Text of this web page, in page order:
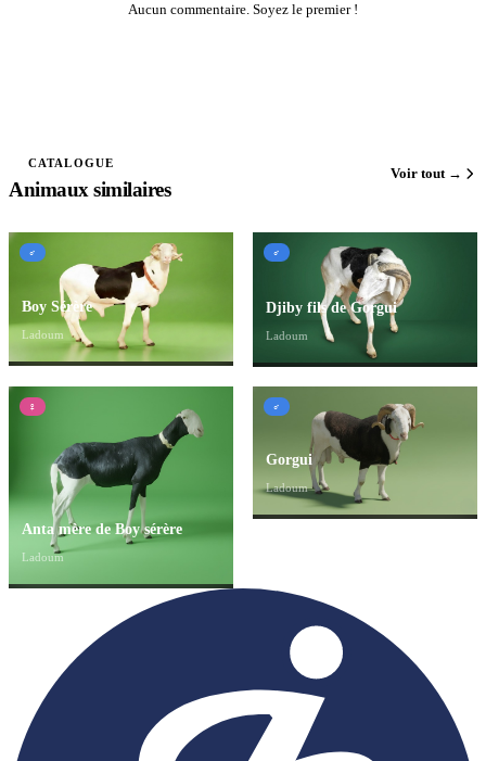
Aucun commentaire. Soyez le premier !
CATALOGUE
Animaux similaires
Voir tout →
♂
Boy Sérère
Ladoum
♂
Djiby fils de Gorgui
Ladoum
♀
Anta mère de Boy sérère
Ladoum
♂
Gorgui
Ladoum